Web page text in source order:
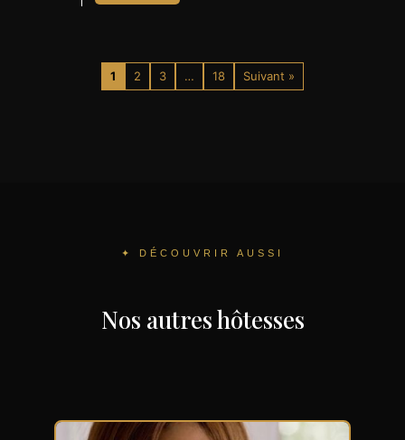
1 2 3 … 18 Suivant »
✦ DÉCOUVRIR AUSSI
Nos autres hôtesses